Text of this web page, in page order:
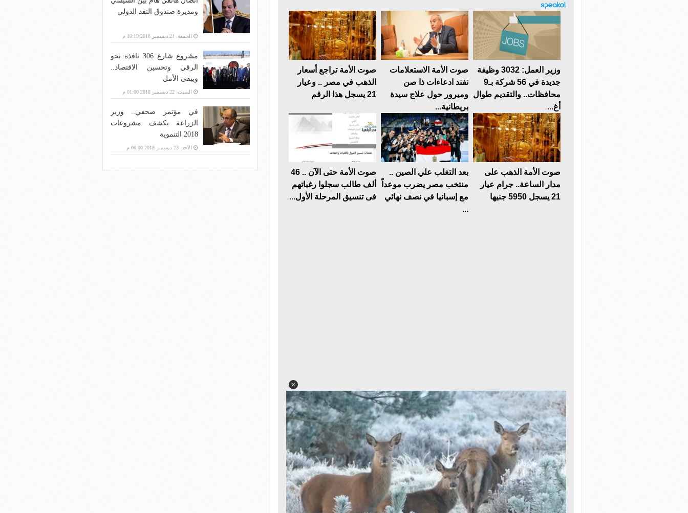
وزير العمل: 3032 وظيفة
جديدة في 56 شركة بـ9
محافظات.. والتقديم طوال
أغ...
صوت الأمة الاستعلامات
تفند ادعاءات ذا صن
وميرور حول علاج سيدة
بريطانية...
صوت الأمة تراجع أسعار
الذهب في مصر .. وعيار
21 يسجل هذا الرقم
صوت الأمة الذهب على
مدار الساعة.. جرام عيار
21 يسجل 5950 جنيها
بعد التغلب علي الصين ..
منتخب مصر يضرب موعداً
مع إسبانيا في نصف نهائي
...
صوت الأمة حتى الآن .. 46
ألف طالب سجلوا رغباتهم
فى تنسيق المرحلة الأول...
ومديرة صندوق النقد الدولي
الجمعة، 21 ديسمبر 2018 10:19 م
مشروع شارع 306 نافذة نحو
الرقي وتحسين الاقتصاد..
ويبقى الأمل
السبت، 22 ديسمبر 2018 01:00 م
في مؤتمر صحفي.. وزير
الزراعة يكشف مشروعات
2018 التنموية
الأحد، 23 ديسمبر 2018 06:00 م